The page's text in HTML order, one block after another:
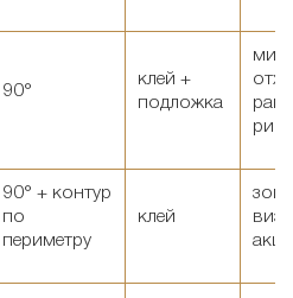
90°
клей +
подложка
90° + контур
по
периметру
клей